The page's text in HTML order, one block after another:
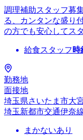
調理補助スタッフ募
る、カンタンな盛り
の方でも安心してス
給食スタッフ 時
勤務地
面接地
埼玉県さいたま市大
埼玉新都市交通伊奈
まかないあり